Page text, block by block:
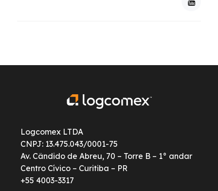
Logcomex LTDA
CNPJ: 13.475.043/0001-75
Av. Cândido de Abreu, 70 – Torre B – 1° andar
Centro Cívico – Curitiba – PR
+55 4003-3317